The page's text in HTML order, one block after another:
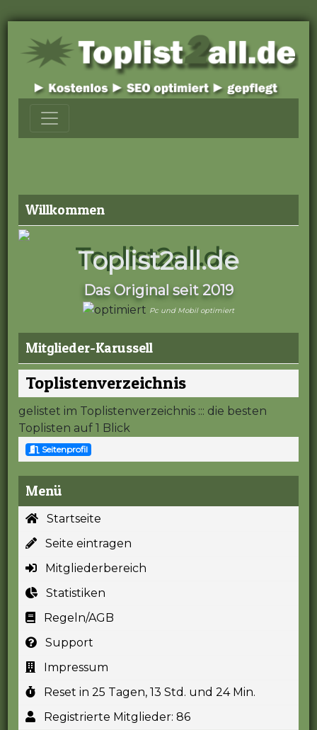
Willkommen
Toplist2all.de
Das Original seit 2019
Pc und Mobil optimiert
Mitglieder-Karussell
Toplistenverzeichnis
gelistet im Toplistenverzeichnis ::: die besten
Toplisten auf 1 Blick
Seitenprofil
Menü
Startseite
Seite eintragen
Mitgliederbereich
Statistiken
Regeln/AGB
Support
Impressum
Reset in 25 Tagen, 13 Std. und 24 Min.
Registrierte Mitglieder: 86